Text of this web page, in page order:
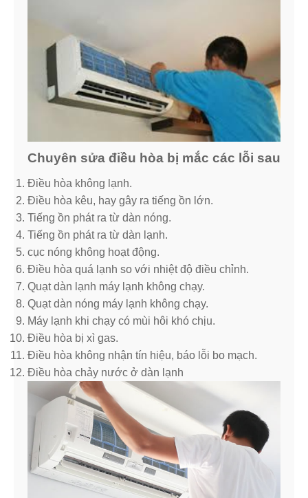
Chuyên sửa điều hòa bị mắc các lỗi sau
Điều hòa không lạnh.
Điều hòa kêu, hay gây ra tiếng ồn lớn.
Tiếng ồn phát ra từ dàn nóng.
Tiếng ồn phát ra từ dàn lạnh.
cục nóng không hoạt động.
Điều hòa quá lạnh so với nhiệt độ điều chỉnh.
Quạt dàn lạnh máy lạnh không chạy.
Quạt dàn nóng máy lạnh không chạy.
Máy lạnh khi chạy có mùi hôi khó chịu.
Điều hòa bị xì gas.
Điều hòa không nhận tín hiệu, báo lỗi bo mạch.
Điều hòa chảy nước ở dàn lạnh